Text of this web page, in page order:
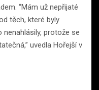
“Mám už nepřijaté
těch, které byly
nenahlásily, protože se
uvedla Hořejší v